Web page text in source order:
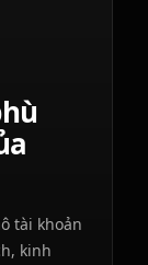
tài khoản
kinh